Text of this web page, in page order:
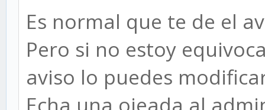
Es normal que te de el
Pero si no estoy
aviso lo puedes